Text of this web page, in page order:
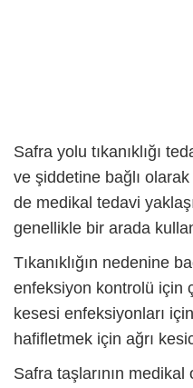
Safra yolu tıkanıklığı
ve şiddetine bağlı
de medikal tedavi
genellikle bir arada
Tıkanıklığın nedenine
enfeksiyon kontrolü için
kesesi enfeksiyonları
hafifletmek için ağrı
Safra taşlarının